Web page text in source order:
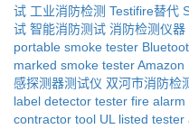
试 工业消防检测 Testifire替代
试 智能消防测试 消防检测仪器
portable smoke tester
marked smoke testerAmazon
感探测器测试仪 双河市消防检
label detector tester fire alarm
contractor tool UL listed tester